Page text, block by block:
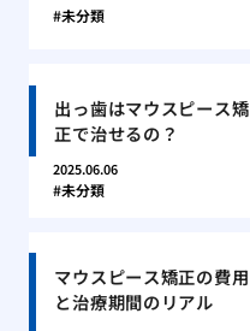
未分類
出っ歯はマウスピース矯
正で治せるの？
2025.06.06
未分類
マウスピース矯正の費用
と治療期間のリアル